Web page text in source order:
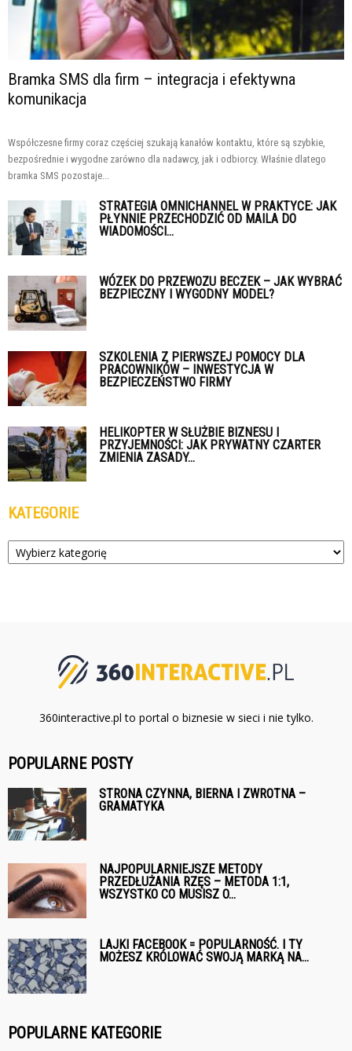
Bramka SMS dla firm – integracja i efektywna
komunikacja
Współczesne firmy coraz częściej szukają kanałów kontaktu, które są szybkie,
bezpośrednie i wygodne zarówno dla nadawcy, jak i odbiorcy. Właśnie dlatego
bramka SMS pozostaje...
STRATEGIA OMNICHANNEL W PRAKTYCE: JAK
PŁYNNIE PRZECHODZIĆ OD MAILA DO
WIADOMOŚCI...
WÓZEK DO PRZEWOZU BECZEK – JAK WYBRAĆ
BEZPIECZNY I WYGODNY MODEL?
SZKOLENIA Z PIERWSZEJ POMOCY DLA
PRACOWNIKÓW – INWESTYCJA W
BEZPIECZEŃSTWO FIRMY
HELIKOPTER W SŁUŻBIE BIZNESU I
PRZYJEMNOŚCI: JAK PRYWATNY CZARTER
ZMIENIA ZASADY...
KATEGORIE
Kategorie
360interactive.pl to portal o biznesie w sieci i nie tylko.
POPULARNE POSTY
STRONA CZYNNA, BIERNA I ZWROTNA –
GRAMATYKA
NAJPOPULARNIEJSZE METODY
PRZEDŁUŻANIA RZĘS – METODA 1:1,
WSZYSTKO CO MUSISZ O...
LAJKI FACEBOOK = POPULARNOŚĆ. I TY
MOŻESZ KRÓLOWAĆ SWOJĄ MARKĄ NA...
POPULARNE KATEGORIE